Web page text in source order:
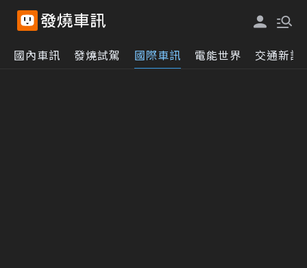
國內車訊 發燒試駕 國際車訊 電能世界 交通新訊